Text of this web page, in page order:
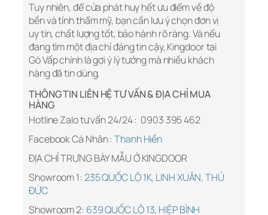
Tuy nhiên, để cửa phát huy hết ưu điểm về độ
bền và tính thẩm mỹ, bạn cần lưu ý chọn đơn vị
uy tín, chất lượng tốt, bảo hành rõ ràng. Và nếu
đang tìm một địa chỉ đáng tin cậy, Kingdoor tại
Gò Vấp chính là gợi ý lý tưởng mà nhiều khách
hàng đã tin dùng.
THÔNG TIN LIÊN HỆ TƯ VẤN & ĐỊA CHỈ MUA
HÀNG
Hotline Zalo tư vấn 24/24 : 0903 395 462
Facebook Cá Nhân :Thanh Hiền
ĐỊA CHỈ TRƯNG BÀY MẪU Ở KINGDOOR
Showroom 1: 235 QUỐC LỘ 1K, LINH XUÂN, THỦ
ĐỨC
Showroom 2: 639 QUỐC LỘ 13, HIỆP BÌNH